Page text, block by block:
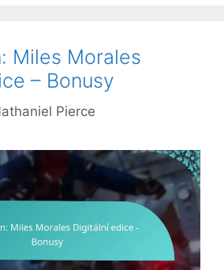
Miles Morales
– Bonusy
Pierce